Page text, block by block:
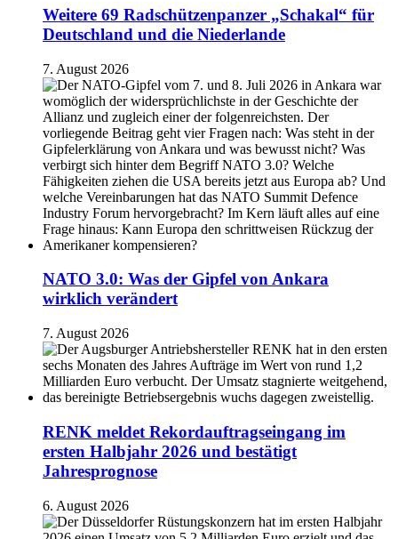
Weitere 69 Radschützenpanzer „Schakal“ für
Deutschland und die Niederlande
7. August 2026
NATO 3.0: Was der Gipfel von Ankara
wirklich verändert
7. August 2026
RENK meldet Rekordauftragseingang im
ersten Halbjahr 2026 und bestätigt
Jahresprognose
6. August 2026